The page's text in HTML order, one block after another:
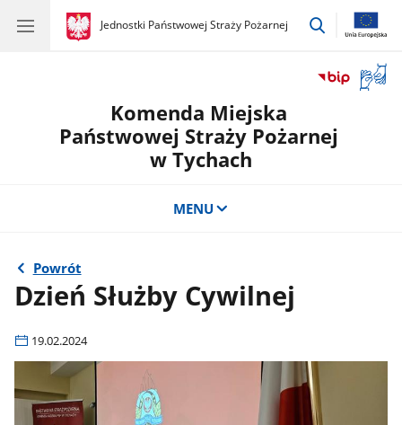
gov.pl
Jednostki Państwowej Straży Pożarnej
gov.pl
Jednostki
przejdź
okno
Komenda Miejska
Państwowej Straży Pożarnej
w Tychach
MENU
Powrót
Dzień Służby Cywilnej
19.02.2024